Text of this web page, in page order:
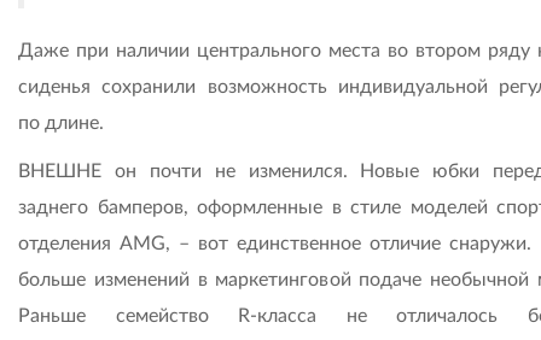
Даже при наличии центрального места во втором ряду
сиденья сохранили возможность индивидуальной
по длине.
ВНЕШНЕ он почти не изменился. Новые юбки
заднего бамперов, оформленные в стиле моделей
отделения AMG, – вот единственное отличие снаружи.
больше изменений в маркетинговой подаче необычной
Раньше семейство R-класса не отличалось